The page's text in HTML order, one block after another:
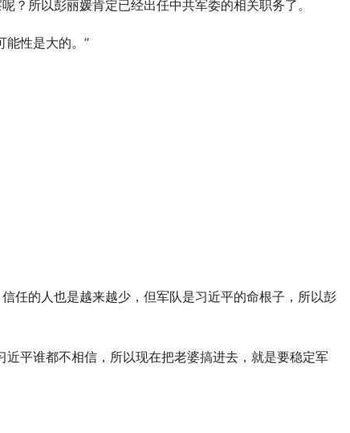
所以彭丽媛肯定已经出任中共军委的相关职务了。
能性是大的。”
任的人也是越来越少，但军队是习近平的命根子，所以彭
平谁都不相信，所以现在把老婆搞进去，就是要稳定军